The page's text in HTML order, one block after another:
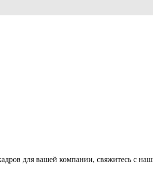
для вашей компании, свяжитесь с